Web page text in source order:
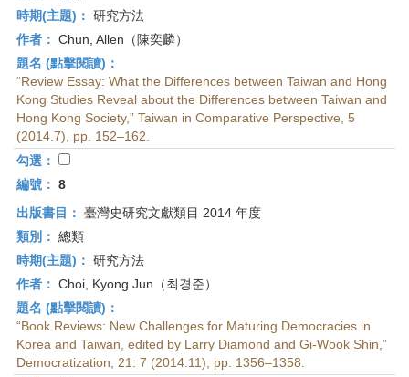
時期(主題)： 研究方法
作者： Chun, Allen（陳奕麟）
題名 (點擊閱讀)：
“Review Essay: What the Differences between Taiwan and Hong
Kong Studies Reveal about the Differences between Taiwan and
Hong Kong Society,” Taiwan in Comparative Perspective, 5
(2014.7), pp. 152–162.
勾選：
編號： 8
出版書目： 臺灣史研究文獻類目 2014 年度
類別： 總類
時期(主題)： 研究方法
作者： Choi, Kyong Jun（최경준）
題名 (點擊閱讀)：
“Book Reviews: New Challenges for Maturing Democracies in
Korea and Taiwan, edited by Larry Diamond and Gi-Wook Shin,”
Democratization, 21: 7 (2014.11), pp. 1356–1358.